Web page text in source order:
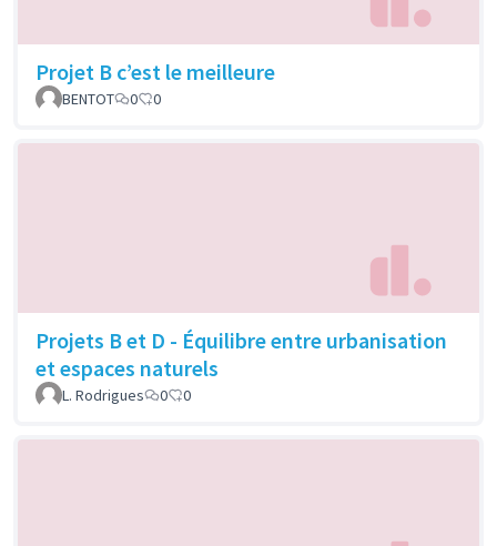
Projet B c’est le meilleure
BENTOT 0 0
Projets B et D - Équilibre entre urbanisation
et espaces naturels
L. Rodrigues 0 0